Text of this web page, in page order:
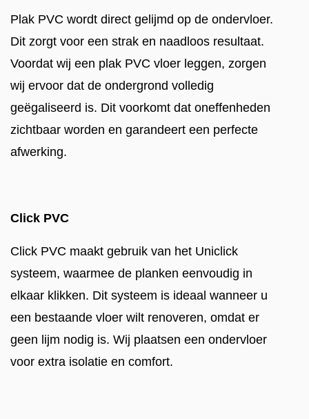
Plak PVC wordt direct gelijmd op de ondervloer.
Dit zorgt voor een strak en naadloos resultaat.
Voordat wij een plak PVC vloer leggen, zorgen
wij ervoor dat de ondergrond volledig
geëgaliseerd is. Dit voorkomt dat oneffenheden
zichtbaar worden en garandeert een perfecte
afwerking.
Click PVC
Click PVC maakt gebruik van het Uniclick
systeem, waarmee de planken eenvoudig in
elkaar klikken. Dit systeem is ideaal wanneer u
een bestaande vloer wilt renoveren, omdat er
geen lijm nodig is. Wij plaatsen een ondervloer
voor extra isolatie en comfort.